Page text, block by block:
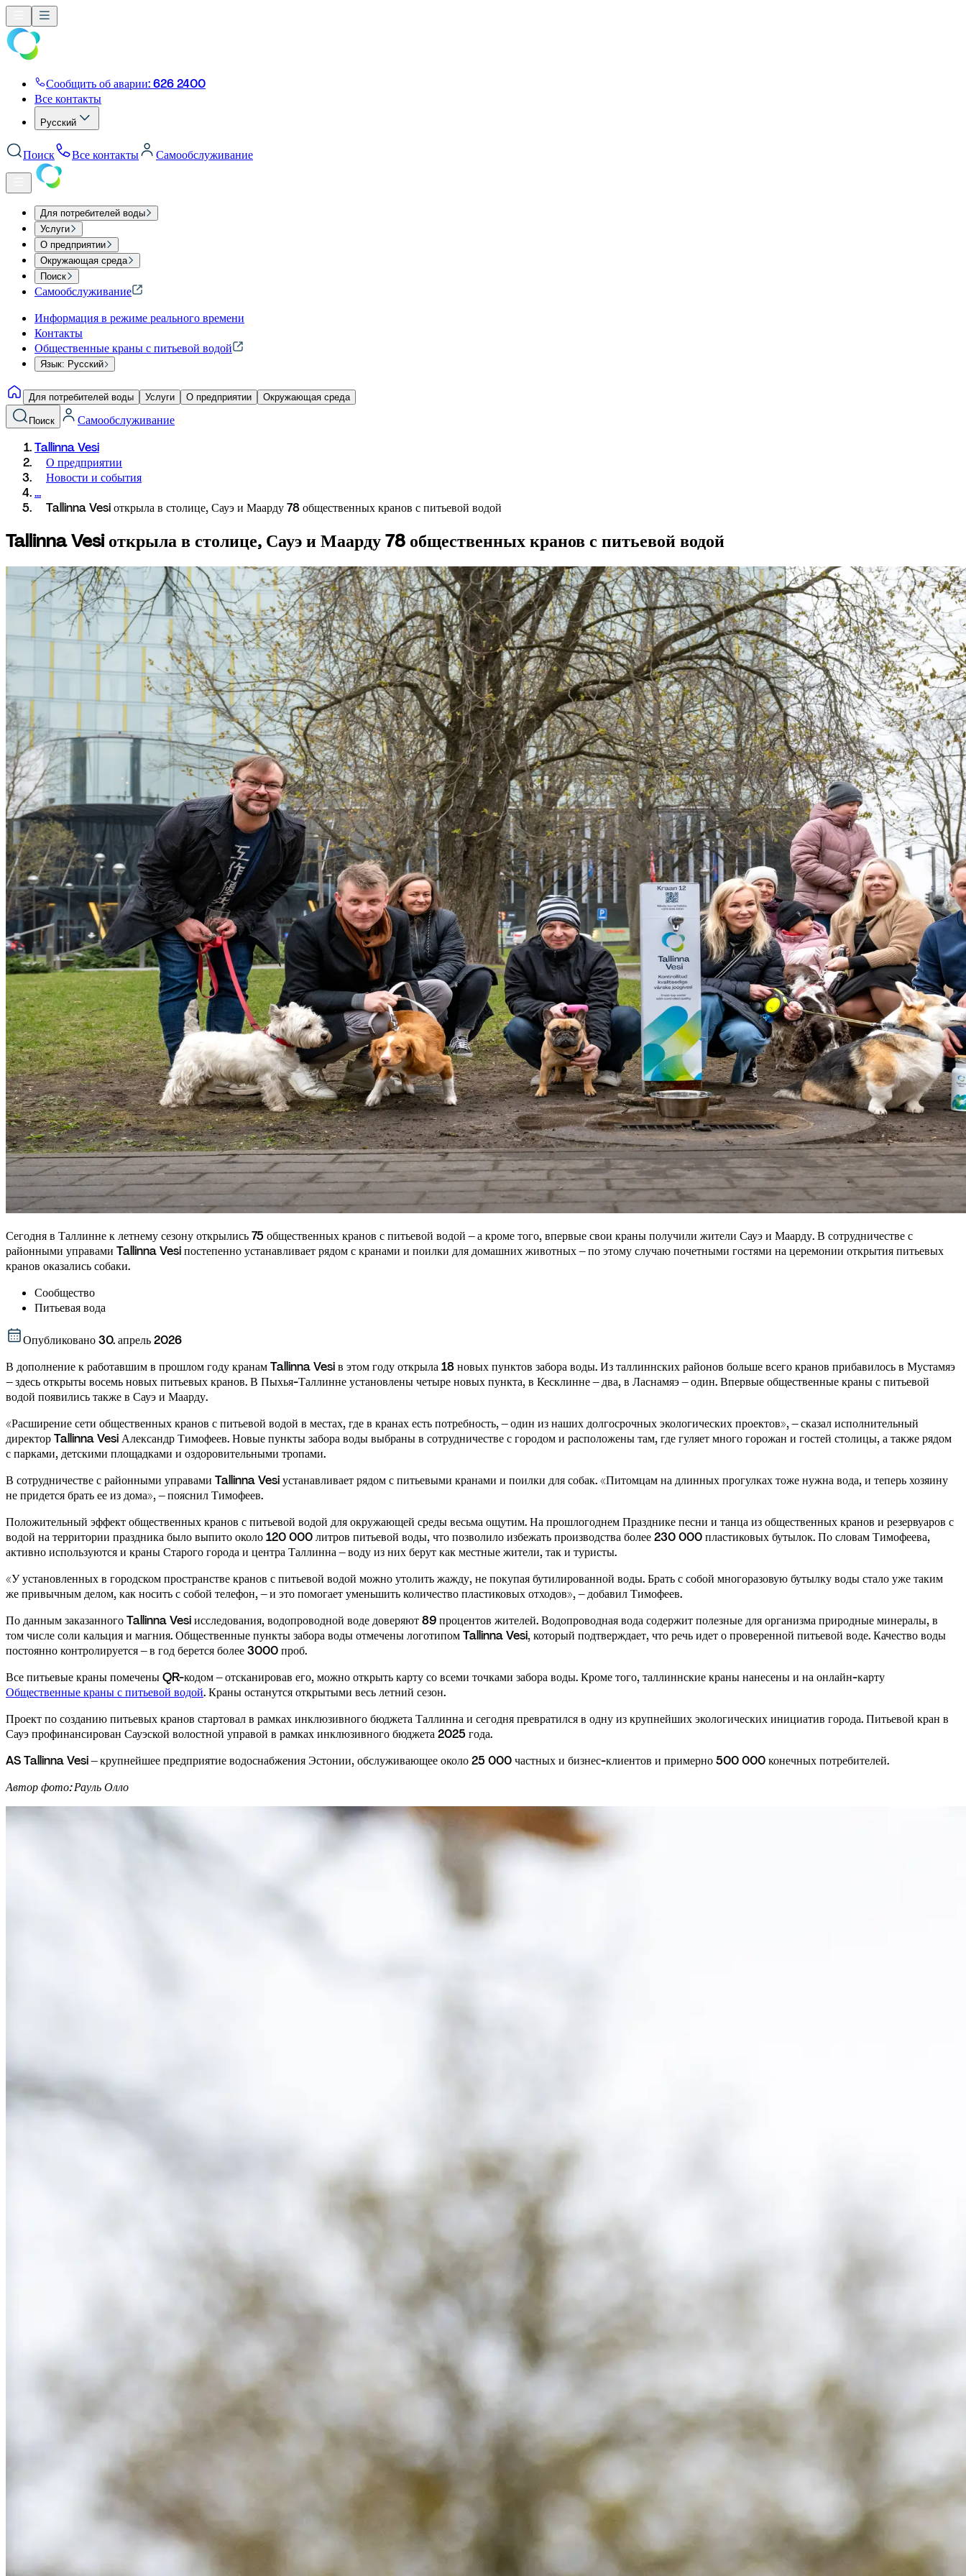
Сообщить об аварии: 626 2400
Все контакты
Русский
Поиск Все контакты Самообслуживание
Для потребителей воды
Услуги
О предприятии
Окружающая среда
Поиск
Самообслуживание
Информация в режиме реального времени
Контакты
Общественные краны с питьевой водой
Язык: Русский
Для потребителей воды Услуги О предприятии Окружающая среда
Поиск
Самообслуживание
Tallinna Vesi
О предприятии
Новости и события
...
Tallinna Vesi открыла в столице, Сауэ и Маарду 78 общественных кранов с питьевой водой
Tallinna Vesi открыла в столице, Сауэ и Маарду 78 общественных кранов с питьевой водой
Сегодня в Таллинне к летнему сезону открылись 75 общественных кранов с питьевой водой – а кроме того, впервые свои краны получили жители Сауэ и Маарду. В сотрудничестве с
районными управами Tallinna Vesi постепенно устанавливает рядом с кранами и поилки для домашних животных – по этому случаю почетными гостями на церемонии открытия питьевых
кранов оказались собаки.
Сообщество
Питьевая вода
Опубликовано30. апрель 2026
В дополнение к работавшим в прошлом году кранам Tallinna Vesi в этом году открыла 18 новых пунктов забора воды. Из таллиннских районов больше всего кранов прибавилось в Мустамяэ
– здесь открыты восемь новых питьевых кранов. В Пыхья-Таллинне установлены четыре новых пункта, в Кесклинне – два, в Ласнамяэ – один. Впервые общественные краны с питьевой
водой появились также в Сауэ и Маарду.
«Расширение сети общественных кранов с питьевой водой в местах, где в кранах есть потребность, – один из наших долгосрочных экологических проектов», – сказал исполнительный
директор Tallinna Vesi Александр Тимофеев. Новые пункты забора воды выбраны в сотрудничестве с городом и расположены там, где гуляет много горожан и гостей столицы, а также рядом
с парками, детскими площадками и оздоровительными тропами.
В сотрудничестве с районными управами Tallinna Vesi устанавливает рядом с питьевыми кранами и поилки для собак. «Питомцам на длинных прогулках тоже нужна вода, и теперь хозяину
не придется брать ее из дома», – пояснил Тимофеев.
Положительный эффект общественных кранов с питьевой водой для окружающей среды весьма ощутим. На прошлогоднем Празднике песни и танца из общественных кранов и резервуаров с
водой на территории праздника было выпито около 120 000 литров питьевой воды, что позволило избежать производства более 230 000 пластиковых бутылок. По словам Тимофеева,
активно используются и краны Старого города и центра Таллинна – воду из них берут как местные жители, так и туристы.
«У установленных в городском пространстве кранов с питьевой водой можно утолить жажду, не покупая бутилированной воды. Брать с собой многоразовую бутылку воды стало уже таким
же привычным делом, как носить с собой телефон, – и это помогает уменьшить количество пластиковых отходов», – добавил Тимофеев.
По данным заказанного Tallinna Vesi исследования, водопроводной воде доверяют 89 процентов жителей. Водопроводная вода содержит полезные для организма природные минералы, в
том числе соли кальция и магния. Общественные пункты забора воды отмечены логотипом Tallinna Vesi, который подтверждает, что речь идет о проверенной питьевой воде. Качество воды
постоянно контролируется – в год берется более 3000 проб.
Все питьевые краны помечены QR-кодом – отсканировав его, можно открыть карту со всеми точками забора воды. Кроме того, таллиннские краны нанесены и на онлайн-карту
Общественные краны с питьевой водой. Краны останутся открытыми весь летний сезон.
Проект по созданию питьевых кранов стартовал в рамках инклюзивного бюджета Таллинна и сегодня превратился в одну из крупнейших экологических инициатив города. Питьевой кран в
Сауэ профинансирован Сауэской волостной управой в рамках инклюзивного бюджета 2025 года.
AS Tallinna Vesi – крупнейшее предприятие водоснабжения Эстонии, обслуживающее около 25 000 частных и бизнес-клиентов и примерно 500 000 конечных потребителей.
Автор фото: Рауль Олло